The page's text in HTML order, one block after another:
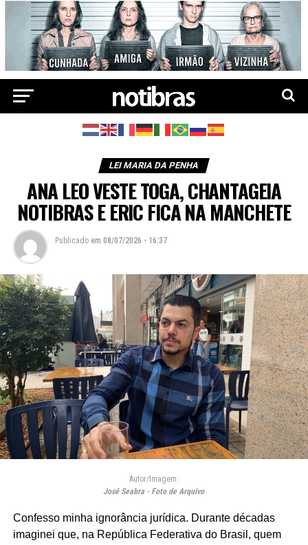
LEI MARIA DA PENHA
ANA LEO VESTE TOGA, CHANTAGEIA
NOTIBRAS E ERIC FICA NA MANCHETE
Publicado em 08/07/2026 - 16:37
Autor/Imagem:
José Seabra - Foto de Arquivo
Confesso minha ignorância jurídica. Durante décadas
imaginei que, na República Federativa do Brasil, quem